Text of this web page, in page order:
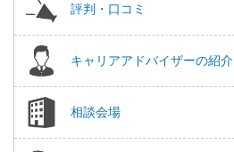
評判・口コミ
キャリアアドバイザーの紹介
相談会場